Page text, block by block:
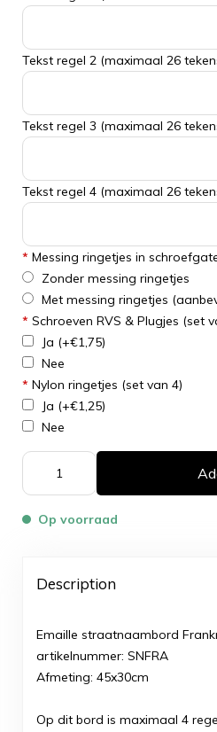
Tekst regel 2 (maximaal 26
Tekst regel 3 (maximaal 26
Tekst regel 4 (maximaal 26
* Messing ringetjes in
Zonder messing ringetjes
Met messing ringetjes
* Schroeven RVS & Plugjes (set
Ja (+€1,75)
Nee
* Nylon ringetjes (set van 4)
Ja (+€1,25)
Nee
Op voorraad
Description
Emaille straatnaambord
artikelnummer: SNFRA
Afmeting: 45x30cm
Op dit bord is maximaal 4